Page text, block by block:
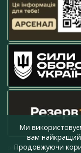
Ми
вам найкращий
Продовжуючи